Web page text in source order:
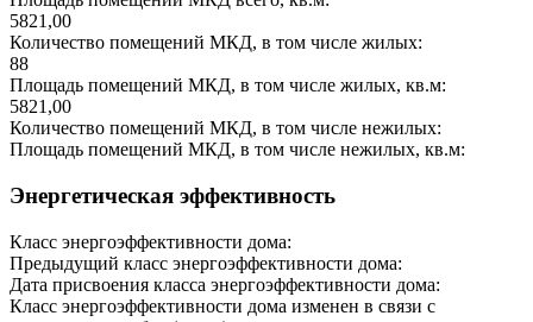
5821,00
Количество помещений МКД, в том числе жилых:
88
Площадь помещений МКД, в том числе жилых, кв.м:
5821,00
Количество помещений МКД, в том числе нежилых:
Площадь помещений МКД, в том числе нежилых, кв.м:
Энергетическая эффективность
Класс энергоэффективности дома:
Предыдущий класс энергоэффективности дома:
Дата присвоения класса энергоэффективности дома:
Класс энергоэффективности дома изменен в связи с